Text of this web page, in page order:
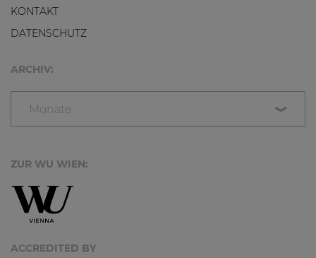
KONTAKT
DATENSCHUTZ
ARCHIV:
Monate
ZUR WU WIEN:
ACCREDITED BY